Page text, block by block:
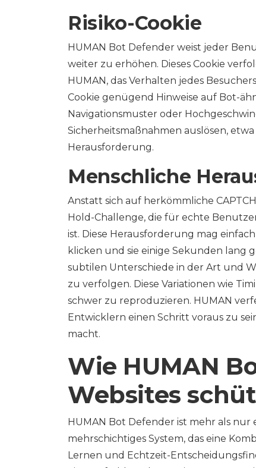
Risiko-Cookie
HUMAN Bot Defender weist jeder
weiter zu erhöhen. Dieses Cookie
HUMAN, das Verhalten jedes
Cookie genügend Hinweise auf Bot-
Navigationsmuster oder
Sicherheitsmaßnahmen auslösen,
Herausforderung.
Menschliche
Anstatt sich auf herkömmliche
Hold-Challenge, die für echte
ist. Diese Herausforderung mag
klicken und sie einige Sekunden lang
subtilen Unterschiede in der Art und
zu verfolgen. Diese Variationen wie
schwer zu reproduzieren. HUMAN
Entwicklern einen Schritt voraus zu
macht.
Wie HUMAN
Websites
HUMAN Bot Defender ist mehr als nur
mehrschichtiges System, das eine
Lernen und Echtzeit-